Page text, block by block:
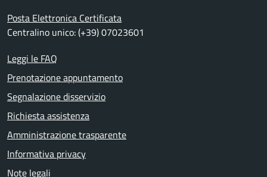
Posta Elettronica Certificata
Centralino unico: (+39) 07023601
Leggi le FAQ
Prenotazione appuntamento
Segnalazione disservizio
Richiesta assistenza
Amministrazione trasparente
Informativa privacy
Note legali